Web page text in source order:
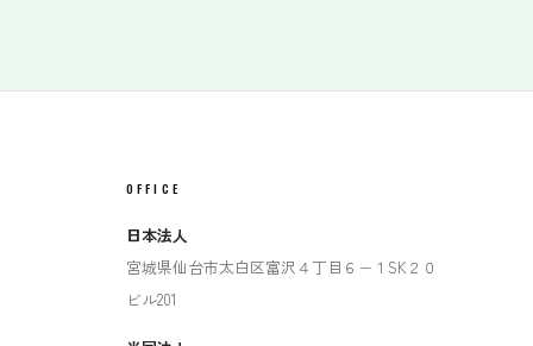
OFFICE
日本法人
宮城県仙台市太白区富沢４丁目６−１SK２０
ビル201